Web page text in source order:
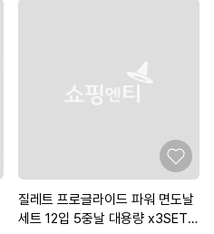
질레트 프로글라이드 파워 면도날
세트 12입 5중날 대용량 x3SET